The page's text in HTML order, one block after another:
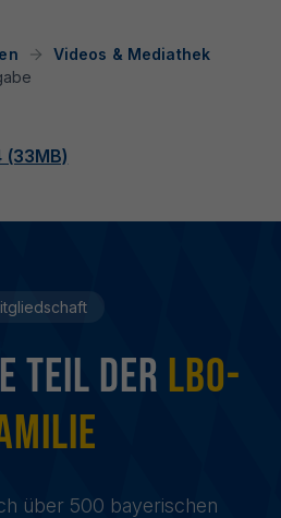
Videos & Mediathek
(33MB)
Teil der LBO-
über 500 bayerischen